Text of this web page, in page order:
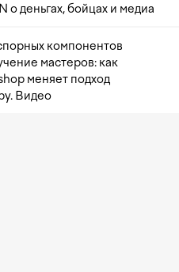
о деньгах, бойцах и медиа
компонентов
мастеров: как
меняет подход
Видео